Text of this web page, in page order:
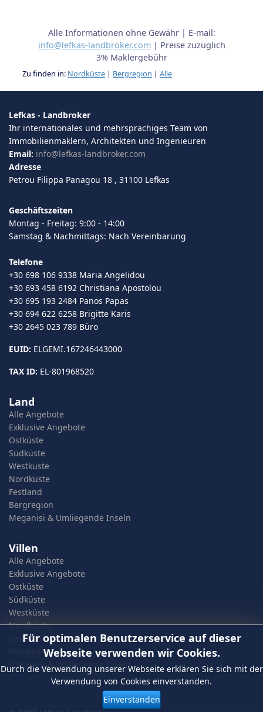
Alle Informationen ohne Gewähr | E-mail:
info@lefkas-landbroker.com| Preise zuzüglich
3% Maklergebühr
Zu finden in: Nordküste | Bergregion | Alle
Lefkas - Landbroker
Ihr internationales und mehrsprachiges Team von
Immobilienmaklern, Architekten und Ingenieuren
Email: info@lefkas-landbroker.com
Adresse
Petrou Filippa Panagou 18 , 31100 Lefkas
Geschäftszeiten
Montag - Freitag: 9:00 - 14:00
Samstag & Nachmittags: Nach Vereinbarung
Telefone
+30 698 106 9338 Maria Angelidou
+30 693 458 6192 Christiana Apostolou
+30 695 193 2484 Panos Papas
+30 694 622 6258 Brigitte Karis
+30 2645 023 789 Büro
EUID: ELGEMI.167246443000
TAX ID: EL-801968520
Land
Alle Angebote
Exklusive Angebote
Ostküste
Südküste
Westküste
Nordküste
Festland
Bergregion
Meganisi & Umliegende Inseln
Villen
Alle Angebote
Exklusive Angebote
Ostküste
Südküste
Westküste
Nordküste
Festland
Bergregion
Meganisi & Umliegende Inseln
Für optimalen Benutzerservice auf dieser
Webseite verwenden wir Cookies.
Durch die Verwendung unserer Webseite erklären Sie sich mit der
Verwendung von Cookies einverstanden.
Einverstanden